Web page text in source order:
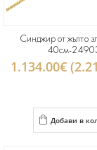
Синджир от жълто
40см-
1.134.00€
Добави в